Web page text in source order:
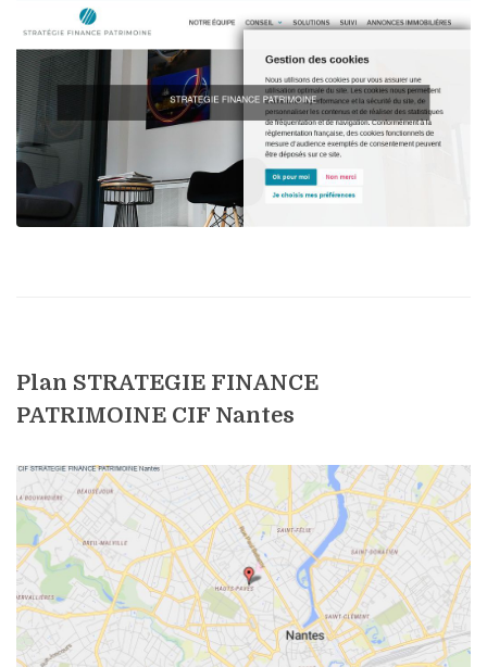
Plan STRATEGIE FINANCE
PATRIMOINE CIF Nantes